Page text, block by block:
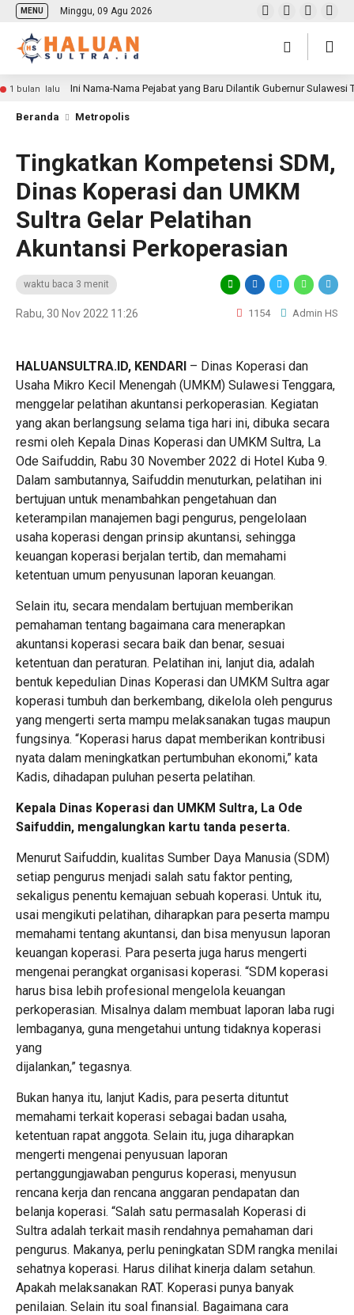
MENU Minggu, 09 Agu 2026
1 bulan lalu Ini Nama-Nama Pejabat yang Baru Dilantik Gubernur Sulawesi
Beranda Metropolis
Tingkatkan Kompetensi SDM,
Dinas Koperasi dan UMKM
Sultra Gelar Pelatihan
Akuntansi Perkoperasian
waktu baca 3 menit
Rabu, 30 Nov 2022 11:26 1154 Admin HS
HALUANSULTRA.ID, KENDARI – Dinas Koperasi dan
Usaha Mikro Kecil Menengah (UMKM) Sulawesi Tenggara,
menggelar pelatihan akuntansi perkoperasian. Kegiatan
yang akan berlangsung selama tiga hari ini, dibuka secara
resmi oleh Kepala Dinas Koperasi dan UMKM Sultra, La
Ode Saifuddin, Rabu 30 November 2022 di Hotel Kuba 9.
Dalam sambutannya, Saifuddin menuturkan, pelatihan ini
bertujuan untuk menambahkan pengetahuan dan
keterampilan manajemen bagi pengurus, pengelolaan
usaha koperasi dengan prinsip akuntansi, sehingga
keuangan koperasi berjalan tertib, dan memahami
ketentuan umum penyusunan laporan keuangan.
Selain itu, secara mendalam bertujuan memberikan
pemahaman tentang bagaimana cara menerapkan
akuntansi koperasi secara baik dan benar, sesuai
ketentuan dan peraturan. Pelatihan ini, lanjut dia, adalah
bentuk kepedulian Dinas Koperasi dan UMKM Sultra agar
koperasi tumbuh dan berkembang, dikelola oleh pengurus
yang mengerti serta mampu melaksanakan tugas maupun
fungsinya. “Koperasi harus dapat memberikan kontribusi
nyata dalam meningkatkan pertumbuhan ekonomi,” kata
Kadis, dihadapan puluhan peserta pelatihan.
Kepala Dinas Koperasi dan UMKM Sultra, La Ode
Saifuddin, mengalungkan kartu tanda peserta.
Menurut Saifuddin, kualitas Sumber Daya Manusia (SDM)
setiap pengurus menjadi salah satu faktor penting,
sekaligus penentu kemajuan sebuah koperasi. Untuk itu,
usai mengikuti pelatihan, diharapkan para peserta mampu
memahami tentang akuntansi, dan bisa menyusun laporan
keuangan koperasi. Para peserta juga harus mengerti
mengenai perangkat organisasi koperasi. “SDM koperasi
harus bisa lebih profesional mengelola keuangan
perkoperasian. Misalnya dalam membuat laporan laba rugi
lembaganya, guna mengetahui untung tidaknya koperasi
yang
dijalankan,” tegasnya.
Bukan hanya itu, lanjut Kadis, para peserta dituntut
memahami terkait koperasi sebagai badan usaha,
ketentuan rapat anggota. Selain itu, juga diharapkan
mengerti mengenai penyusuan laporan
pertanggungjawaban pengurus koperasi, menyusun
rencana kerja dan rencana anggaran pendapatan dan
belanja koperasi. “Salah satu permasalah Koperasi di
Sultra adalah terkait masih rendahnya pemahaman dari
pengurus. Makanya, perlu peningkatan SDM rangka menilai
sehatnya koperasi. Harus dilihat kinerja dalam setahun.
Apakah melaksanakan RAT. Koperasi punya banyak
penilaian. Selain itu soal finansial. Bagaimana cara